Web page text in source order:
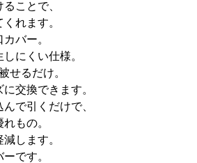
ことで、
れます。
バー。
にくい仕様。
せるだけ。
交換できます。
で引くだけで、
もの。
します。
です。